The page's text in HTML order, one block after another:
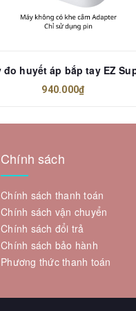
940.000₫
Chính sách
Chính sách thanh toán
Chính sách vận chuyển
Chính sách đổi trả
Chính sách bảo hành
Phương thức thanh toán